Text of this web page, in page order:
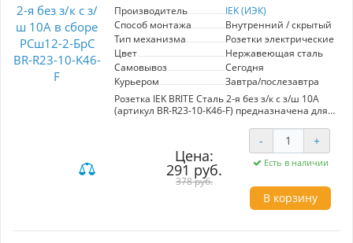
Производитель
IEK (ИЭК)
Способ монтажа
Внутренний / скрытый
Тип механизма
Розетки электрические
Цвет
Нержавеющая сталь
Самовывоз
Сегодня
Курьером
Завтра/послезавтра
Розетка IEK BRITE Сталь 2-я без з/к с з/ш 10А
(артикул BR-R23-10-K46-F) предназначена для
надежность и долговечность. Изготовлена из
качественной стали, она обеспечивает
высокий уровень защиты и устойчивость к
механическим повреждениям. Основные
характеристики: - Номинальный ток: 10А. -
Количество выходов: 2. - Материал: сталь. -
Установка: встраиваемая. Преимущества: -
впишется в любой интерьер. - Простота
Цена:
291 руб.
378 руб.
- +
Есть в наличии
В корзину